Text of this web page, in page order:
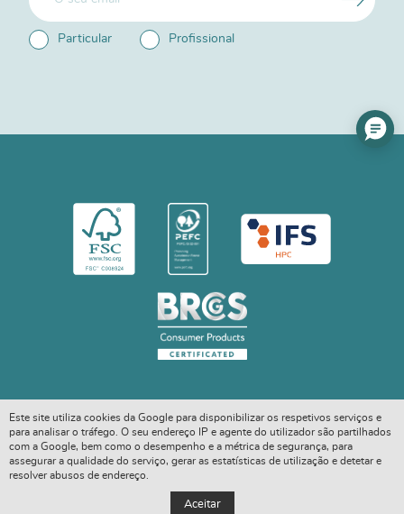
Particular Profissional
COPYRIGHT © 2026. ALL RIGHTS RESERVED
Este site utiliza cookies da Google para disponibilizar os respetivos serviços e
para analisar o tráfego. O seu endereço IP e agente do utilizador são partilhados
com a Google, bem como o desempenho e a métrica de segurança, para
assegurar a qualidade do serviço, gerar as estatísticas de utilização e detetar e
resolver abusos de endereço.
Aceitar